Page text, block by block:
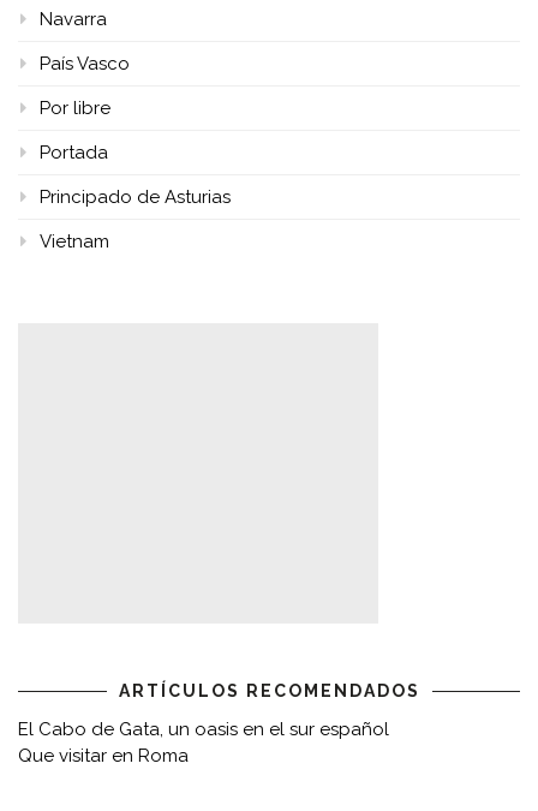
Navarra
País Vasco
Por libre
Portada
Principado de Asturias
Vietnam
ARTÍCULOS RECOMENDADOS
El Cabo de Gata, un oasis en el sur español
Que visitar en Roma